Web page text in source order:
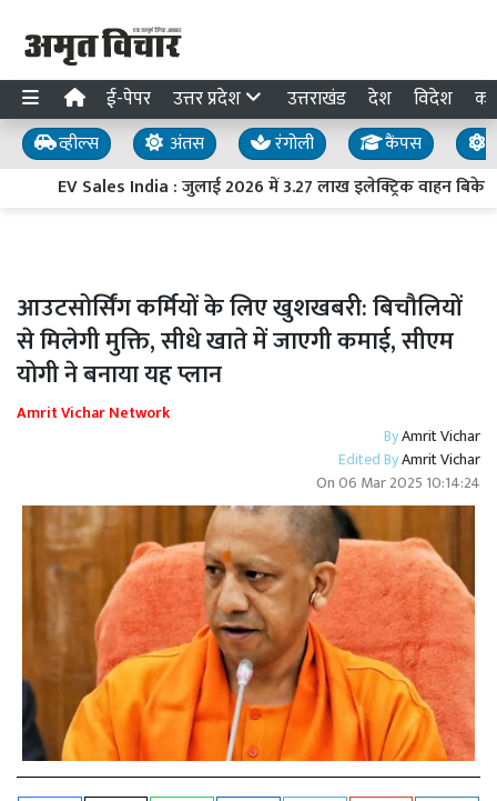
ई-पेपर उत्तर प्रदेश उत्तराखंड देश विदेश
व्हील्स अंतस रंगोली कैंपस
EV Sales India : जुलाई 2026 में 3.27 लाख इलेक्ट्रिक वाहन बिके,
आउटसोर्सिंग कर्मियों के लिए खुशखबरी: बिचौलियों
से मिलेगी मुक्ति, सीधे खाते में जाएगी कमाई, सीएम
योगी ने बनाया यह प्लान
Amrit Vichar Network
ByAmrit Vichar
Edited ByAmrit Vichar
On06 Mar 2025 10:14:24